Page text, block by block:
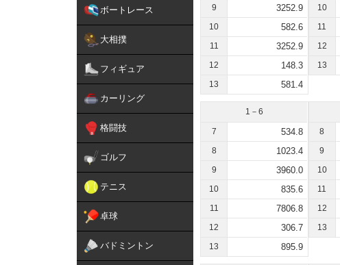
ボートレース
大相撲
フィギュア
カーリング
格闘技
ゴルフ
テニス
卓球
バドミントン
9 3252.9
10 582.6
11 3252.9
12 148.3
13 581.4
10
11
12
13
1－6
7 534.8
8 1023.4
9 3960.0
10 835.6
11 7806.8
12 306.7
13 895.9
8
9
10
11
12
13